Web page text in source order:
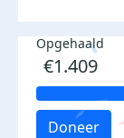
Opgehaald
€1.409
Doneer